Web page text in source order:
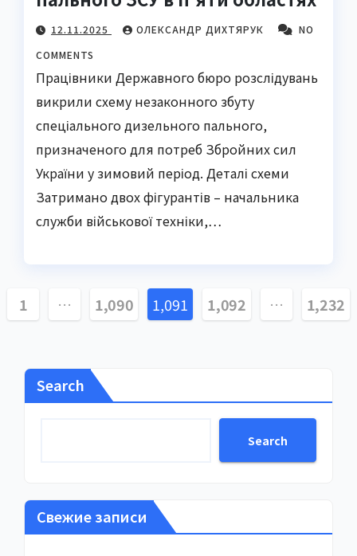
12.11.2025 ОЛЕКСАНДР ДИХТЯРУК
NO
COMMENTS
Працівники Державного бюро розслідувань
викрили схему незаконного збуту
спеціального дизельного пального,
призначеного для потреб Збройних сил
України у зимовий період. Деталі схеми
Затримано двох фігурантів – начальника
служби військової техніки,…
1 … 1,090 1,091 1,092 … 1,232
Search
Search
Свежие записи